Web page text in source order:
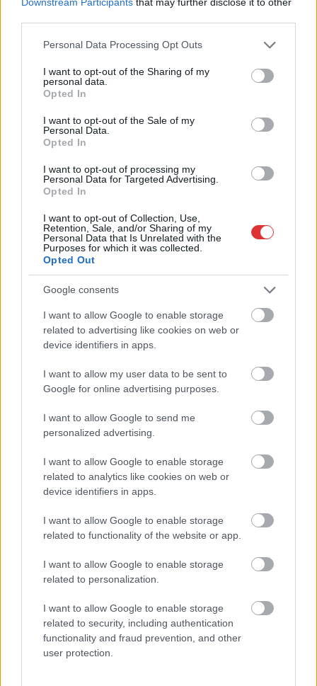
Please note that this website/app uses one or more Google
not limited to your visit or usage behaviour. You may click to
grant or deny consent to Google and its third-party tags to
use your data for below specified purposes in below Google
consent section.
Personal Data Processing Opt Outs
I want to opt-out of the Sharing of my
personal data.
Opted In
I want to opt-out of the Sale of my
Personal Data.
Opted In
I want to opt-out of processing my
Personal Data for Targeted Advertising.
Opted In
I want to opt-out of Collection, Use,
Retention, Sale, and/or Sharing of my
Personal Data that Is Unrelated with the
Purposes for which it was collected.
Opted Out
Google consents
I want to allow Google to enable storage
related to advertising like cookies on web or
device identifiers in apps.
I want to allow my user data to be sent to
Google for online advertising purposes.
I want to allow Google to send me
personalized advertising.
I want to allow Google to enable storage
related to analytics like cookies on web or
device identifiers in apps.
I want to allow Google to enable storage
related to functionality of the website or app.
I want to allow Google to enable storage
related to personalization.
I want to allow Google to enable storage
related to security, including authentication
functionality and fraud prevention, and other
user protection.
egyik Jász-Nagykun-Szolnok megyei vasútvonalon
Visszaszámlálás indul: -1, 0, Sziget!
Magyarország jobban látszik közelről – heti médiaszemle a
független helyi sajtóból
Már magasabb szinten is nyomoznak Szijjártó
ez csak az egyik botrány
Problémák egész Jász-Nagykun-Szolnok megyében: egyre
több otthoni kútból fogy ki a víz
Szolnokon egy kulcsfontosságú körforgalmat részlegesen
lezárnak a napokban, a közlekedés az átlagost is meghaladó
mértékben lebénul
alapos késések alakultak ki a menetrendhez képest,
kimaradás is előfordult
Országos ellenőrzés indult a hazai akkumulátoripari
Az idei év leglassabb növekedését hozta a június a
Györfi Mihály több tucat vállalkozással egyeztetett a
kerékpárgyár dolgozóinak megsegítéséről
41 fok fölé forrósodott az ország, Szolnokon pedig egy másik
rekord is megdőlt
a közoktatásban – például az iskolaigazgatók visszakapják
munkáltatói jogaikat
Sok volt az igazolatlan hiányzás, Pócs János fizetéslevonást